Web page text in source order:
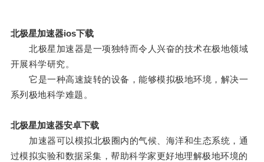
北极星加速器ios下载
北极星加速器是一项独特而令人兴奋的技术在极地领域
开展科学研究。
它是一种高速旋转的设备，能够模拟极地环境，解决一
系列极地科学难题。
北极星加速器安卓下载
加速器可以模拟北极圈内的气候、海洋和生态系统，通
过模拟实验和数据采集，帮助科学家更好地理解极地环境的